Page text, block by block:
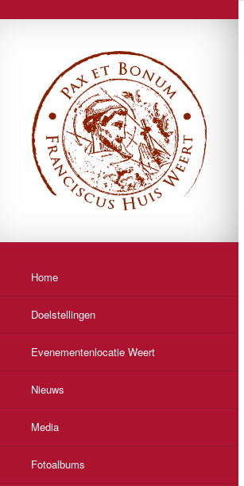
Home
Doelstellingen
Evenementenlocatie Weert
Nieuws
Media
Fotoalbums